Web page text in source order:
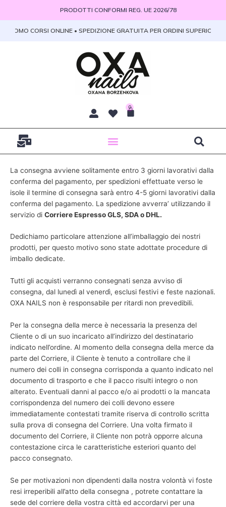
contenuto
PRODOTTI CONFORMI REG. UE 2026/78
CORSI ONLINE • SPEDIZIONE GRATUITA PER ORDINI SUPERIORI A
0
La consegna avviene solitamente entro 3 giorni lavorativi dalla
conferma del pagamento, per spedizioni effettuate verso le
isole il termine di consegna sarà entro 4-5 giorni lavorativi dalla
conferma del pagamento. La spedizione avverra’ utilizzando il
servizio di Corriere Espresso GLS, SDA o DHL.
Dedichiamo particolare attenzione all’imballaggio dei nostri
prodotti, per questo motivo sono state adottate procedure di
imballo dedicate.
Tutti gli acquisti verranno consegnati senza avviso di
consegna, dal lunedì al venerdì, esclusi festivi e feste nazionali.
OXA NAILS non è responsabile per ritardi non prevedibili.
Per la consegna della merce è necessaria la presenza del
Cliente o di un suo incaricato all’indirizzo del destinatario
indicato nell’ordine. Al momento della consegna della merce da
parte del Corriere, il Cliente è tenuto a controllare che il
numero dei colli in consegna corrisponda a quanto indicato nel
documento di trasporto e che il pacco risulti integro o non
alterato. Eventuali danni al pacco e/o ai prodotti o la mancata
corrispondenza del numero dei colli devono essere
immediatamente contestati tramite riserva di controllo scritta
sulla prova di consegna del Corriere. Una volta firmato il
documento del Corriere, il Cliente non potrà opporre alcuna
contestazione circa le caratteristiche esteriori quanto del
pacco consegnato.
Se per motivazioni non dipendenti dalla nostra volontà vi foste
resi irreperibili all’atto della consegna , potrete contattare la
sede del corriere della vostra città ed accordarvi per una